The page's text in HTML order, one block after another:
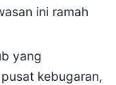
ini ramah
yang
kebugaran,